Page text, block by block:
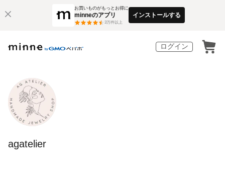
お買いものがもっとお得に
minneのアプリ
3万件以上
インストールする
ログイン
agatelier